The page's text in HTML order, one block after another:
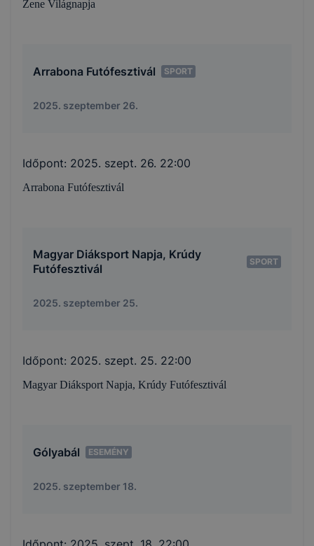
Zene Világnapja
Arrabona Futófesztivál SPORT
2025. szeptember 26.
Időpont: 2025. szept. 26. 22:00
Arrabona Futófesztivál
Magyar Diáksport Napja, Krúdy
Futófesztivál
SPORT
2025. szeptember 25.
Időpont: 2025. szept. 25. 22:00
Magyar Diáksport Napja, Krúdy Futófesztivál
Gólyabál ESEMÉNY
2025. szeptember 18.